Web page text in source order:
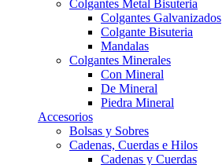
Colgantes Metal Bisuteria
Colgantes Galvanizados
Colgante Bisuteria
Mandalas
Colgantes Minerales
Con Mineral
De Mineral
Piedra Mineral
Accesorios
Bolsas y Sobres
Cadenas, Cuerdas e Hilos
Cadenas y Cuerdas